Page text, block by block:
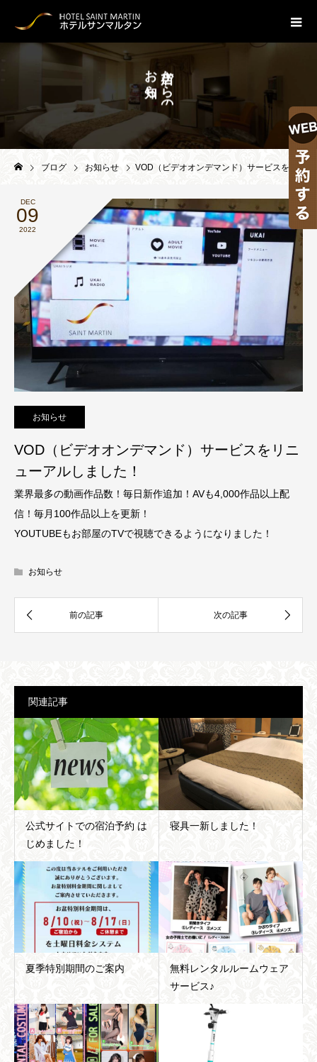
TOPICS
ら
の
お
ら
せ
ブログ お知らせ VOD（ビデオオンデマンド）サービスをリニューアルしました！
DEC
09
2022
お知らせ
VOD（ビデオオンデマンド）サービスをリニ
ューアルしました！
業界最多の動画作品数！毎日新作追加！AVも4,000作品以上配
信！毎月100作品以上を更新！
YOUTUBEもお部屋のTVで視聴できるようになりました！
お知らせ
関連記事
公式サイトでの宿泊予約 は
じめました！
寝具一新しました！
夏季特別期間のご案内
無料レンタルルームウェア
サービス♪